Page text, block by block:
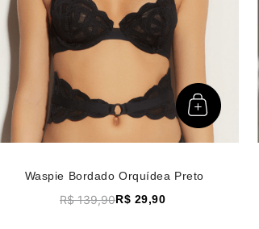
Waspie Bordado Orquídea Preto
R$ 139,90R$ 29,90